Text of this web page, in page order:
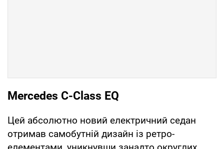
Mercedes C-Class EQ
Цей абсолютно новий електричний седан
отримав самобутній дизайн із ретро-